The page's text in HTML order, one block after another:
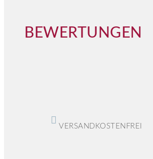
BEWERTUNGEN
VERSANDKOSTENFREI